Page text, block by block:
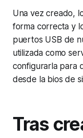
Una vez creado,
forma correcta y
puertos USB de
utilizada como
configurarla para
desde la bios de
Tras